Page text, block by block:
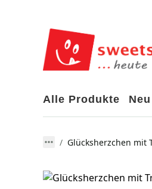
Alle Produkte Neu
Glücksherzchen mit